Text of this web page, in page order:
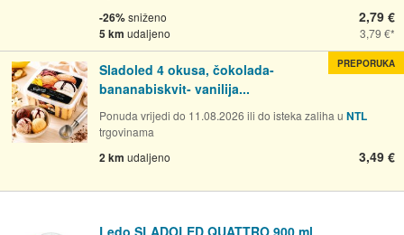
-26%sniženo
5 km udaljeno
2,79 €
3,79 €
Sladoled 4 okusa, čokolada-
bananabiskvit- vanilija...
Ponuda vrijedi do 11.08.2026 ili do isteka zaliha u NTL
trgovinama
2 km udaljeno 3,49 €
PREPORUKA
Ledo SLADOLED QUATTRO 900 ml